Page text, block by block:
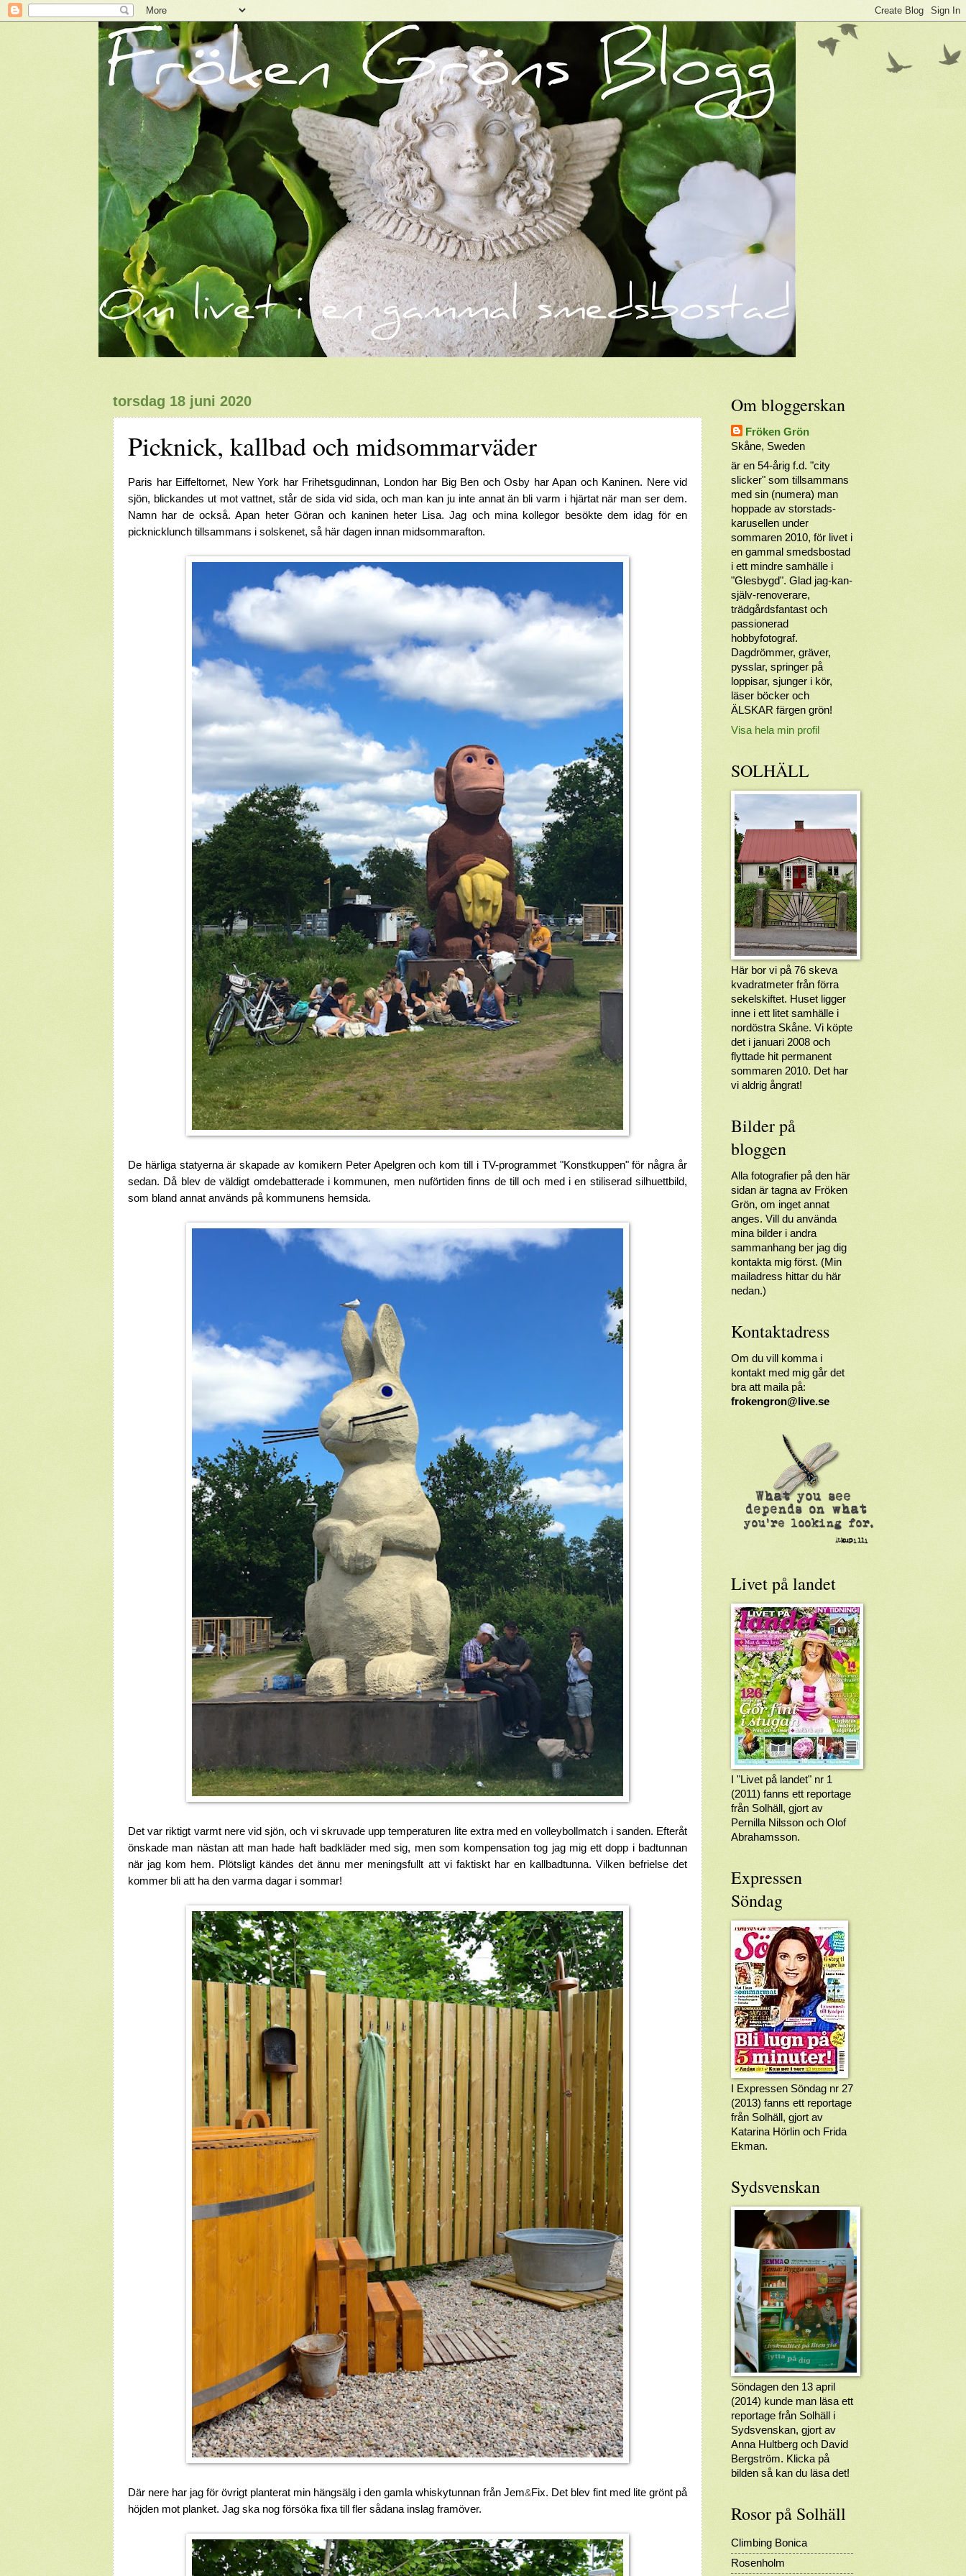
torsdag 18 juni 2020
Picknick, kallbad och midsommarväder
Paris har Eiffeltornet, New York har Frihetsgudinnan, London har Big Ben och Osby har Apan och Kaninen. Nere vid
sjön, blickandes ut mot vattnet, står de sida vid sida, och man kan ju inte annat än bli varm i hjärtat när man ser dem.
Namn har de också. Apan heter Göran och kaninen heter Lisa. Jag och mina kollegor besökte dem idag för en
picknicklunch tillsammans i solskenet, så här dagen innan midsommarafton.
De härliga statyerna är skapade av komikern Peter Apelgren och kom till i TV-programmet "Konstkuppen" för några år
sedan. Då blev de väldigt omdebatterade i kommunen, men nuförtiden finns de till och med i en stiliserad silhuettbild,
som bland annat används på kommunens hemsida.
Det var riktigt varmt nere vid sjön, och vi skruvade upp temperaturen lite extra med en volleybollmatch i sanden. Efteråt
önskade man nästan att man hade haft badkläder med sig, men som kompensation tog jag mig ett dopp i badtunnan
när jag kom hem. Plötsligt kändes det ännu mer meningsfullt att vi faktiskt har en kallbadtunna. Vilken befrielse det
kommer bli att ha den varma dagar i sommar!
Där nere har jag för övrigt planterat min hängsälg i den gamla whiskytunnan från Jem&Fix. Det blev fint med lite grönt på
höjden mot planket. Jag ska nog försöka fixa till fler sådana inslag framöver.
Om bloggerskan
Fröken Grön
Skåne, Sweden
är en 54-årig f.d. "city
slicker" som tillsammans
med sin (numera) man
hoppade av storstads-
karusellen under
sommaren 2010, för livet i
en gammal smedsbostad
i ett mindre samhälle i
"Glesbygd". Glad jag-kan-
själv-renoverare,
trädgårdsfantast och
passionerad
hobbyfotograf.
Dagdrömmer, gräver,
pysslar, springer på
loppisar, sjunger i kör,
läser böcker och
ÄLSKAR färgen grön!
Visa hela min profil
SOLHÄLL
Här bor vi på 76 skeva
kvadratmeter från förra
sekelskiftet. Huset ligger
inne i ett litet samhälle i
nordöstra Skåne. Vi köpte
det i januari 2008 och
flyttade hit permanent
sommaren 2010. Det har
vi aldrig ångrat!
Bilder på
bloggen
Alla fotografier på den här
sidan är tagna av Fröken
Grön, om inget annat
anges. Vill du använda
mina bilder i andra
sammanhang ber jag dig
kontakta mig först. (Min
mailadress hittar du här
nedan.)
Kontaktadress
Om du vill komma i
kontakt med mig går det
bra att maila på:
frokengron@live.se
Livet på landet
I "Livet på landet" nr 1
(2011) fanns ett reportage
från Solhäll, gjort av
Pernilla Nilsson och Olof
Abrahamsson.
Expressen
Söndag
I Expressen Söndag nr 27
(2013) fanns ett reportage
från Solhäll, gjort av
Katarina Hörlin och Frida
Ekman.
Sydsvenskan
Söndagen den 13 april
(2014) kunde man läsa ett
reportage från Solhäll i
Sydsvenskan, gjort av
Anna Hultberg och David
Bergström. Klicka på
bilden så kan du läsa det!
Rosor på Solhäll
Climbing Bonica
Rosenholm